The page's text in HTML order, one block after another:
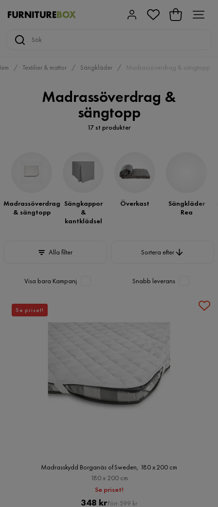
Textilier & mattor Sängkläder Madrassöverdrag & sängtopp
Madrassöverdrag &
sängtopp
17 st produkter
Madrassöverdrag
& sängtopp
Sängkappor
&
kantklädsel
Överkast
Sängkläder
Rea
Alla filter Sortera efter
Visa bara Kampanj Snabb leverans
Madrasskydd Borganäs of Sweden, 180 x 200 cm
180 x 200 cm
Se priset!
Pris
348 krOriginal
Förr 599 kr
Se priset!